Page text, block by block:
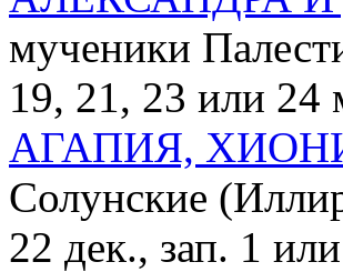
мученики
19, 21, 23 или 24
АГАПИЯ,
Солунские
22 дек., зап. 1